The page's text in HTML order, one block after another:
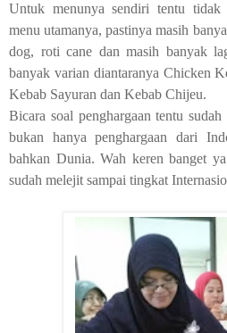
Untuk menunya sendiri tentu tidak
menu utamanya, pastinya masih
dog, roti cane dan masih banyak
banyak varian diantaranya Chicken
Kebab Sayuran dan Kebab Chijeu.
Bicara soal penghargaan tentu
bukan hanya penghargaan dari
bahkan Dunia. Wah keren banget
sudah melejit sampai tingkat